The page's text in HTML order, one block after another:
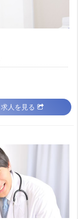
求人を見る